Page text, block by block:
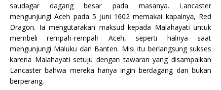
saudagar dagang besar pada masanya. Lancaster
mengunjungi Aceh pada 5 Juni 1602 memakai kapalnya, Red
Dragon. Ia mengutarakan maksud kepada Malahayati untuk
membeli rempah-rempah Aceh, seperti halnya saat
mengunjungi Maluku dan Banten. Misi itu berlangsung sukses
karena Malahayati setuju dengan tawaran yang disampaikan
Lancaster bahwa mereka hanya ingin berdagang dan bukan
berperang.